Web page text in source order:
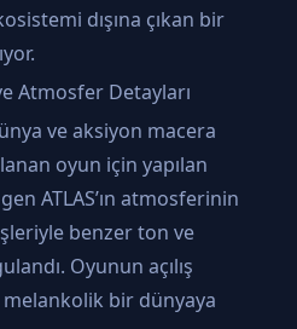
dışına çıkan bir
Atmosfer Detayları
ve aksiyon macera
oyun için yapılan
ATLAS’ın atmosferinin
benzer ton ve
Oyunun açılış
bir dünyaya